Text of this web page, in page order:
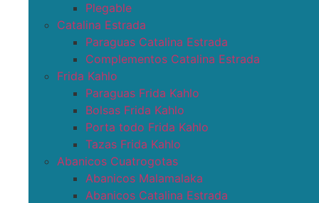
Plegable
Catalina Estrada
Paraguas Catalina Estrada
Complementos Catalina Estrada
Frida Kahlo
Paraguas Frida Kahlo
Bolsas Frida Kahlo
Porta todo Frida Kahlo
Tazas Frida Kahlo
Abanicos Cuatrogotas
Abanicos Malamalaka
Abanicos Catalina Estrada